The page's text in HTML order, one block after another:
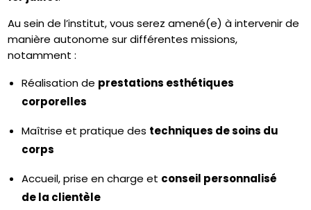
Au sein de l’institut, vous serez amené(e) à intervenir de
manière autonome sur différentes missions,
notamment :
Réalisation de prestations esthétiques
corporelles
Maîtrise et pratique des techniques de soins du
corps
Accueil, prise en charge et conseil personnalisé
de la clientèle